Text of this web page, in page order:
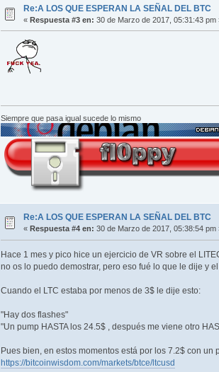
Re:A LOS QUE ESPERAN LA SEÑAL DEL BTC
«Respuesta #3 en: 30 de Marzo de 2017, 05:31:43 pm
Siempre que pasa igual sucede lo mismo
Re:A LOS QUE ESPERAN LA SEÑAL DEL BTC
« Respuesta #4 en: 30 de Marzo de 2017, 05:38:54 pm
Hace 1 mes y pico hice un ejercicio de VR sobre el
no os lo puedo demostrar, pero eso fué lo que le dije y
Cuando el LTC estaba por menos de 3$ le dije esto:
"Hay dos flashes"
"Un pump HASTA los 24.5$ , después me viene otro
Pues bien, en estos momentos está por los 7.2$ con un
https://bitcoinwisdom.com/markets/btce/ltcusd